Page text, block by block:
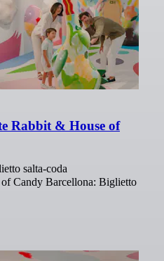
Rabbit & House of
salta-coda
Candy Barcellona: Biglietto